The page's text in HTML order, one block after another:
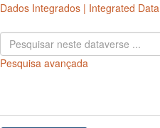
Dados Integrados | Integrated Data
Pesquisa avançada